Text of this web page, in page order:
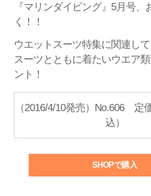
『マリンダイビング』5月号、
く！！
ウエットスーツ特集に関連して
スーツとともに着たいウエア
ント！
（2016/4/10発売）No.606 定
込）
SHOPで購入